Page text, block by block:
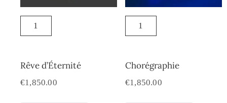
Rêve d’Éternité
€1,850.00
Chorégraphie
€1,850.00